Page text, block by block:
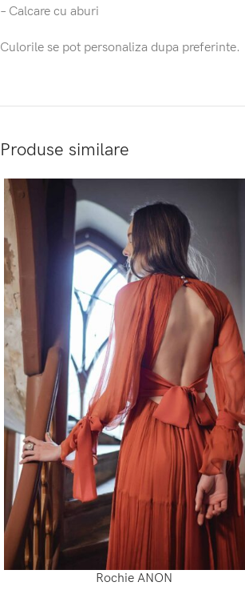
– Calcare cu aburi
Culorile se pot personaliza dupa preferinte.
Produse similare
Rochie ANON